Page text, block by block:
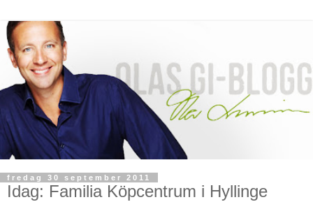
fredag 30 september 2011
Idag: Familia Köpcentrum i Hyllinge